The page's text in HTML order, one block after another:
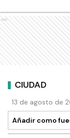
Ads
CIUDAD
13 de agosto de
Añadir como